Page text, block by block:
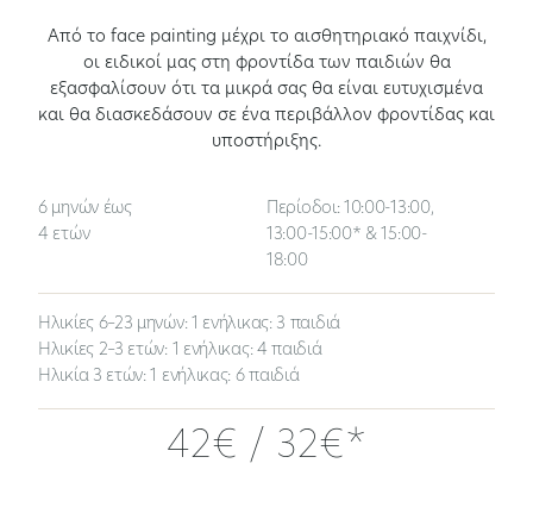
Από το face painting μέχρι το αισθητηριακό παιχνίδι,
οι ειδικοί μας στη φροντίδα των παιδιών θα
εξασφαλίσουν ότι τα μικρά σας θα είναι ευτυχισμένα
και θα διασκεδάσουν σε ένα περιβάλλον φροντίδας και
υποστήριξης.
6 μηνών έως
4 ετών
Περίοδοι: 10:00-13:00,
13:00-15:00* & 15:00-
18:00
Ηλικίες 6–23 μηνών: 1 ενήλικας: 3 παιδιά
Ηλικίες 2–3 ετών: 1 ενήλικας: 4 παιδιά
Ηλικία 3 ετών: 1 ενήλικας: 6 παιδιά
42€ / 32€*